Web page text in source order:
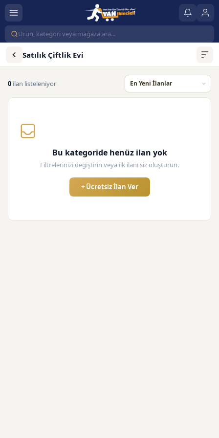
Satılık Çiftlik Evi
0 ilan listeleniyor
Bu kategoride henüz ilan yok
Filtrelerinizi değiştirin veya ilk ilanı siz oluşturun.
+ Ücretsiz İlan Ver